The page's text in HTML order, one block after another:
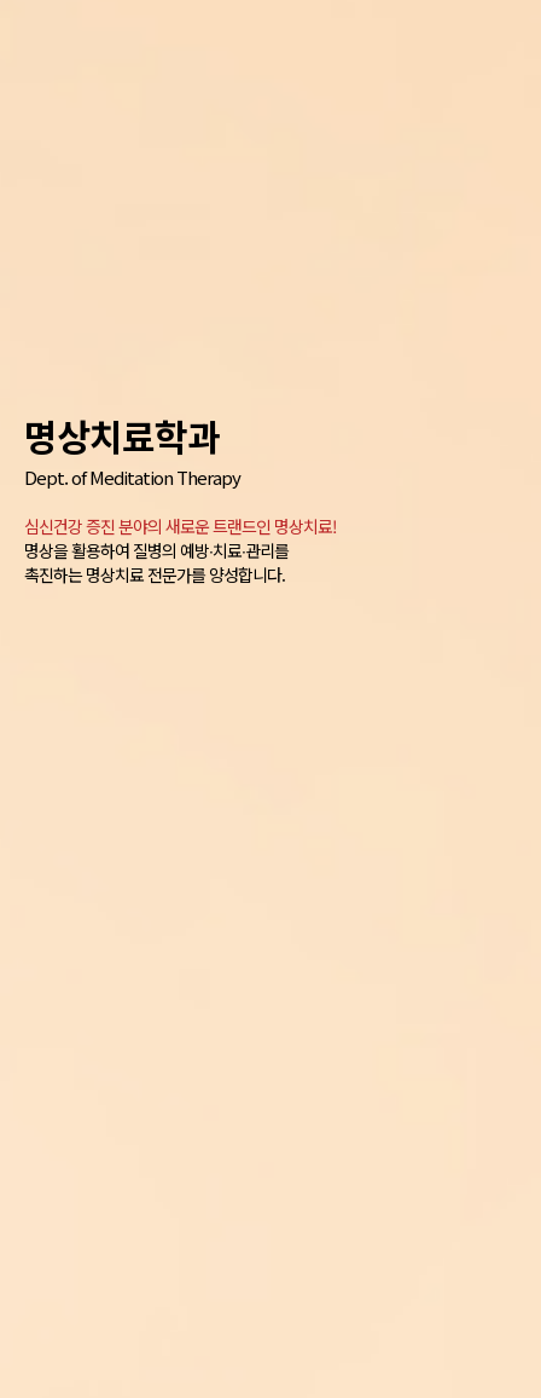
명상치료학과
Dept. of Meditation Therapy
심신건강 증진 분야의 새로운 트랜드인 명상치료!
명상을 활용하여 질병의 예방∙치료∙관리를
촉진하는 명상치료 전문가를 양성합니다.